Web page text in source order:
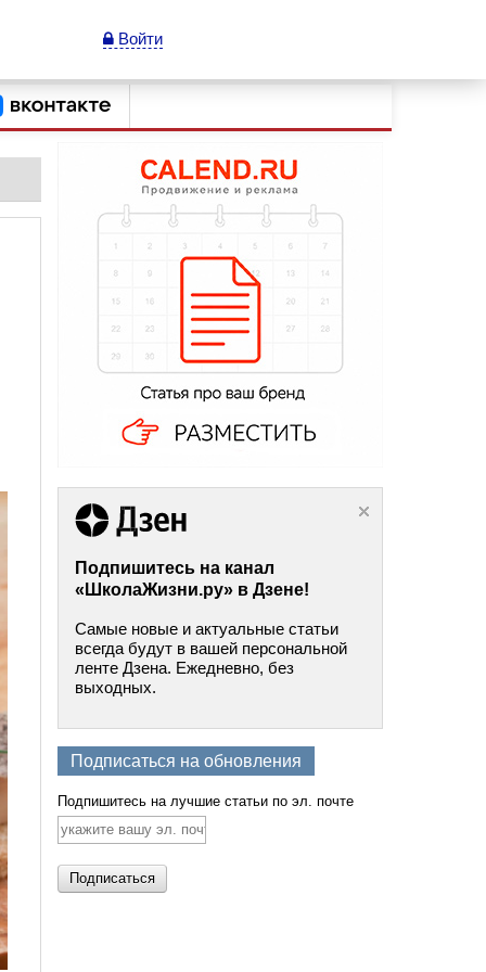
Войти
Подпишитесь на канал
«ШколаЖизни.ру» в Дзене!
Самые новые и актуальные статьи
всегда будут в вашей персональной
ленте Дзена. Ежедневно, без
выходных.
Подписаться на обновления
Подпишитесь на лучшие статьи по эл. почте